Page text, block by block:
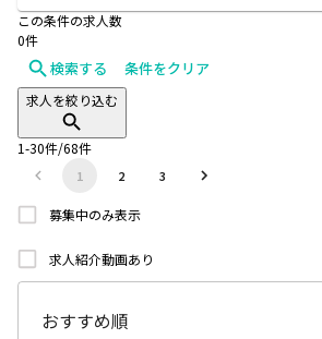
この条件の求人数
0件
検索する 条件をクリア
求人を絞り込む
1-30件/68件
1 2 3
募集中のみ表示
求人紹介動画あり